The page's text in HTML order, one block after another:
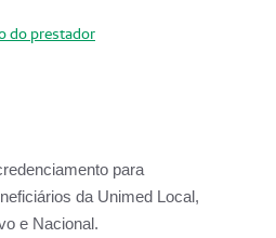
do prestador
para
da Unimed Local,
e Nacional.